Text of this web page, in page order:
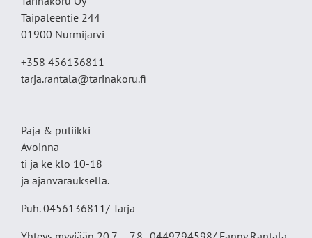
Taipaleentie 244
01900 Nurmijärvi
+358 456136811
tarja.rantala@tarinakoru.fi
Paja & putiikki
Avoinna
ti ja ke klo 10-18
ja ajanvarauksella.
Puh. 0456136811/ Tarja